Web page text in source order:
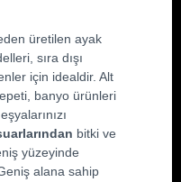
üretilen ayak
sıra dışı
için idealdir. Alt
banyo ürünleri
bitki ve
yüzeyinde
alana sahip